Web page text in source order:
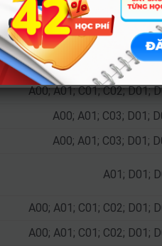
A01; D01; D07;
A00; A01; D01; D07; D09;
A00; A01; C01; C03; D01;
A00; A01; C01; C02; D01;
A00; A01; C03; D01;
A00; A01; C03; D01;
A01; D01;
A00; A01; C01; C02; D01;
A00; A01; C01; C02; D01;